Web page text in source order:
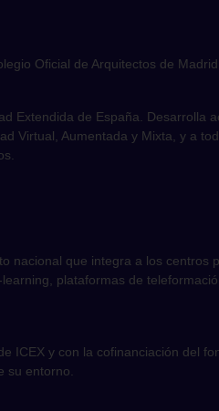
Oficial de Arquitectos de Madrid.
Extendida de España. Desarrolla
Virtual, Aumentada y Mixta, y a
nacional que integra a los centros
plataformas de
ICEX y con la cofinanciación del
su entorno.